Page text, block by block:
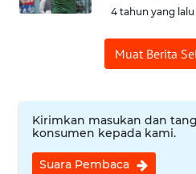
4 tahun yang lalu
Muat Berita
Kirimkan masukan dan
konsumen kepada kami.
Suara Pembaca
WN
KEPULAUAN